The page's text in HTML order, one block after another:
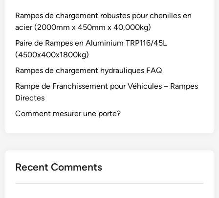
Rampes de chargement robustes pour chenilles en
acier (2000mm x 450mm x 40,000kg)
Paire de Rampes en Aluminium TRP116/45L
(4500x400x1800kg)
Rampes de chargement hydrauliques FAQ
Rampe de Franchissement pour Véhicules – Rampes
Directes
Comment mesurer une porte?
Recent Comments